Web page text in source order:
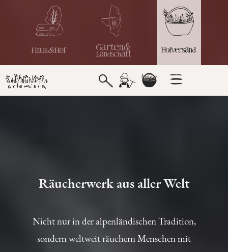
Räucherwerk aus aller Welt
Nicht nur in der alpenländischen Tradition,
sondern weltweit räuchern Menschen mit